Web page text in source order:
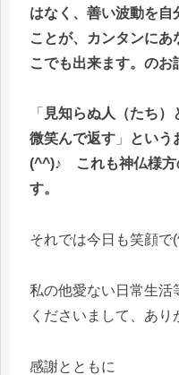
はなく、善い波動を自
ことが、カンタンに
こでも出来ます。のお
「 見知らぬ人（たち
微笑んで返す 」
という
(^^)♪
これも神仏様
す。
それでは今日も笑顔
私の他愛ない日常生活
くださいまして、あり
感謝とともに